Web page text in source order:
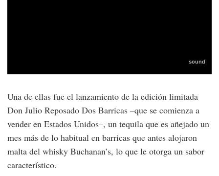
Una de ellas fue el lanzamiento de la edición limitada
Don Julio Reposado Dos Barricas –que se comienza a
vender en Estados Unidos–, un tequila que es añejado un
mes más de lo habitual en barricas que antes alojaron
malta del whisky Buchanan’s, lo que le otorga un sabor
característico.